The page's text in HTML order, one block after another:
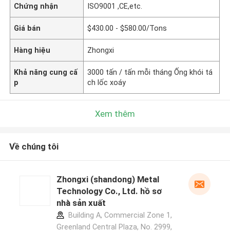
Chứng nhận ISO9001 ,CE,etc.
Giá bán $430.00 - $580.00/Tons
Hàng hiệu Zhongxi
Khả năng cung cấ
p
3000 tấn / tấn mỗi tháng Ống khói tá
ch lốc xoáy
Xem thêm
Về chúng tôi
Zhongxi (shandong) Metal
Technology Co., Ltd. hồ sơ
nhà sản xuất
Building A, Commercial Zone 1,
Greenland Central Plaza, No. 2999,